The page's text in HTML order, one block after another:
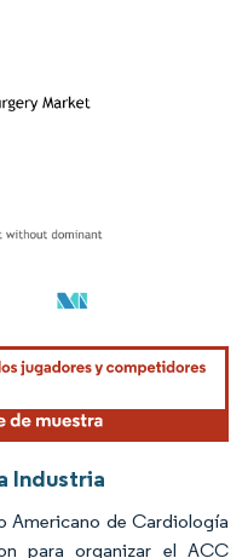
atribución según CC BY 4.0.
Industria
Americano de Cardiología
para organizar el ACC